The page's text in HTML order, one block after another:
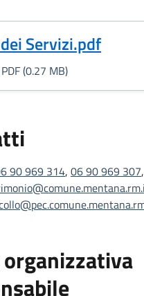
Servizi.pdf
PDF, 0.27 MB)
(0.27 MB)
90 969 314, 06 90 969 307,